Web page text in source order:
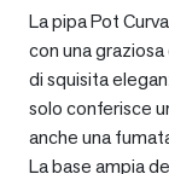
La pipa Pot
con una
di squisita
solo conferisce
anche una
La base ampia